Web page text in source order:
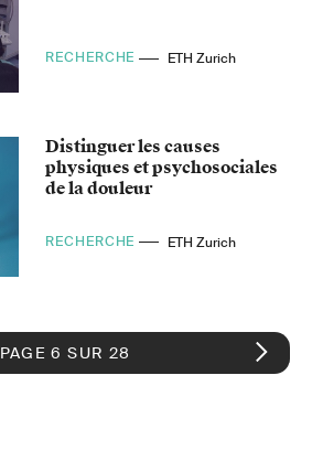
RECHERCHE ETH Zurich
Distinguer les causes
physiques et psychosociales
de la douleur
RECHERCHE ETH Zurich
PAGE 6 SUR 28